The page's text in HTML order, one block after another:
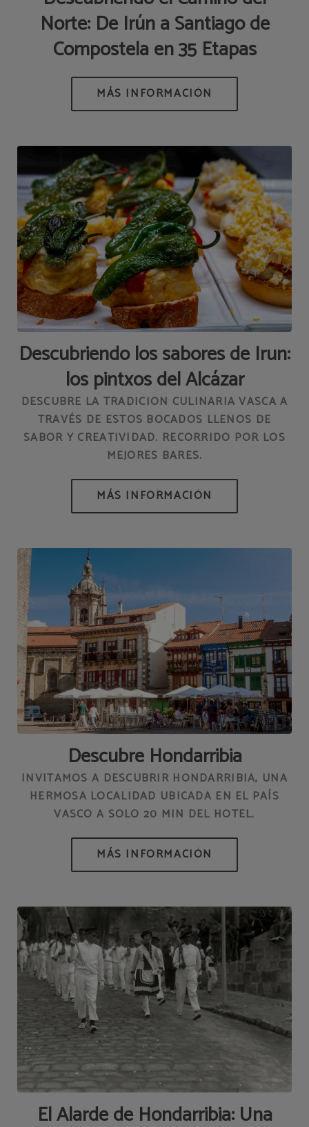
Norte: De Irún a Santiago de
Compostela en 35 Etapas
Descubriendo los sabores de Irun:
los pintxos del Alcázar
DESCUBRE LA TRADICIÓN CULINARIA VASCA A
TRAVÉS DE ESTOS BOCADOS LLENOS DE
SABOR Y CREATIVIDAD. RECORRIDO POR LOS
MEJORES BARES.
Descubre Hondarribia
INVITAMOS A DESCUBRIR HONDARRIBIA, UNA
HERMOSA LOCALIDAD UBICADA EN EL PAÍS
VASCO A SOLO 20 MIN DEL HOTEL.
El Alarde de Hondarribia: Una